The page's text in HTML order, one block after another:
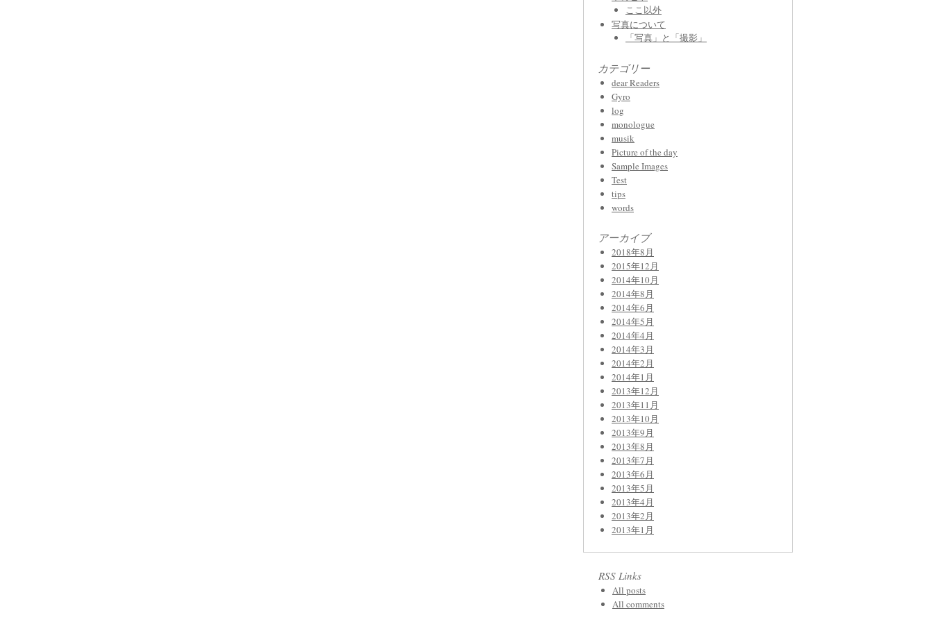
ここ以外
写真について
「写真」と「撮影」
カテゴリー
dear Readers
Gyro
log
monologue
musik
Picture of the day
Sample Images
Test
tips
words
アーカイブ
2018年8月
2015年12月
2014年10月
2014年8月
2014年6月
2014年5月
2014年4月
2014年3月
2014年2月
2014年1月
2013年12月
2013年11月
2013年10月
2013年9月
2013年8月
2013年7月
2013年6月
2013年5月
2013年4月
2013年2月
2013年1月
RSS Links
All posts
All comments